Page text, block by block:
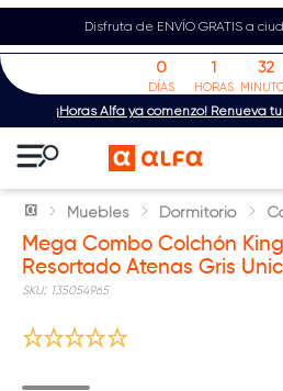
Disfruta de ENVÍO GRATIS a
¡Horas Alfa ya comenzó! Renueva
0
DÍAS
1
HORAS
32
Muebles Dormitorio
Mega Combo Colchón
Resortado Atenas Gris
: 135054965